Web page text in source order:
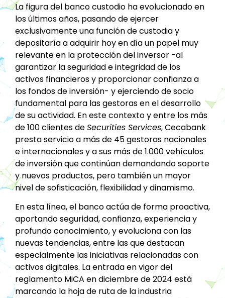
La figura del banco custodio ha evolucionado en
los últimos años, pasando de ejercer
exclusivamente una función de custodia y
depositaría a adquirir hoy en día un papel muy
relevante en la protección del inversor -al
garantizar la seguridad e integridad de los
activos financieros y proporcionar confianza a
los fondos de inversión- y ejerciendo de socio
fundamental para las gestoras en el desarrollo
de su actividad. En este contexto y entre los más
de 100 clientes deSecurities Services, Cecabank
presta servicio a más de 45 gestoras nacionales
e internacionales y a sus más de 1.000 vehículos
de inversión que continúan demandando soporte
y nuevos productos, pero también un mayor
nivel de sofisticación, flexibilidad y dinamismo.
En esta línea, el banco actúa de forma proactiva,
aportando seguridad, confianza, experiencia y
profundo conocimiento, y evoluciona con las
nuevas tendencias, entre las que destacan
especialmente las iniciativas relacionadas con
activos digitales. La entrada en vigor del
reglamento MiCA en diciembre de 2024 está
marcando la hoja de ruta de la industria